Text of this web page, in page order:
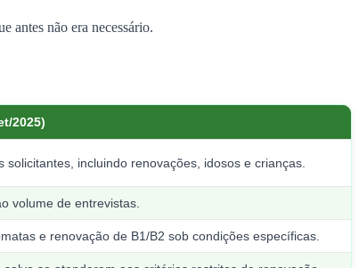
antes não era necessário.
2025)
solicitantes, incluindo renovações, idosos e crianças.
volume de entrevistas.
e renovação de B1/B2 sob condições específicas.